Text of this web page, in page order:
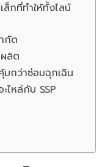
กที่ทำให้ทั้งไลน์
กัด
ลิต
มกว่าซ่อมฉุกเฉิน
ไหล่กับ SSP